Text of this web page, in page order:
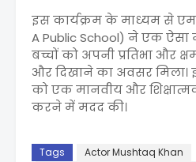
इस कार्यक्रम के माध्यम से एम
A Public School) ने एक ऐसा
बच्चों को अपनी प्रतिभा और
और दिखाने का अवसर मिला।
को एक मानवीय और
करने में मदद की।
Tags
Actor Mushtaq Khan